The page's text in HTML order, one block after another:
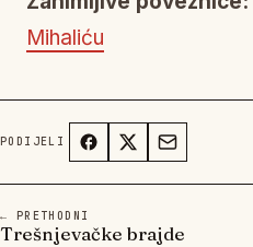
Mihaliću
PODIJELI
← PRETHODNI
Trešnjevačke brajde